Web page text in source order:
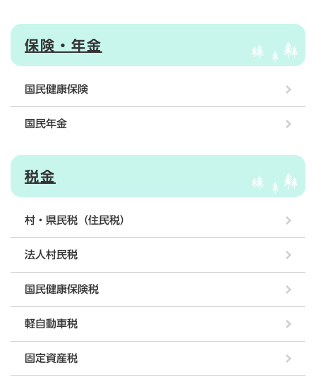
保険・年金
国民健康保険
国民年金
税金
村・県民税（住民税）
法人村民税
国民健康保険税
軽自動車税
固定資産税